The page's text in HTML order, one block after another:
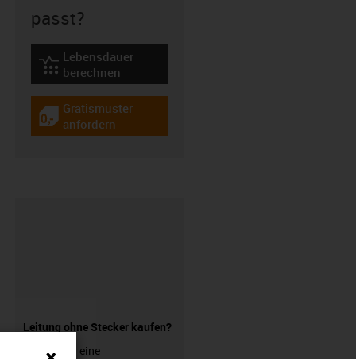
passt?
igus-icon-lebensdauerrechner
Lebensdauer
berechnen
igus-icon-gratismuster
Gratismuster
anfordern
Leitung ohne Stecker kaufen?
Sie suchen eine